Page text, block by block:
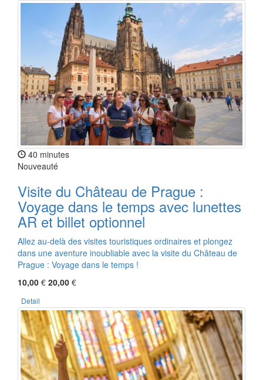
40 minutes
Nouveauté
Visite du Château de Prague :
Voyage dans le temps avec lunettes
AR et billet optionnel
Allez au-delà des visites touristiques ordinaires et plongez
dans une aventure inoubliable avec la visite du Château de
Prague : Voyage dans le temps !
10,00 € 20,00 €
Detail